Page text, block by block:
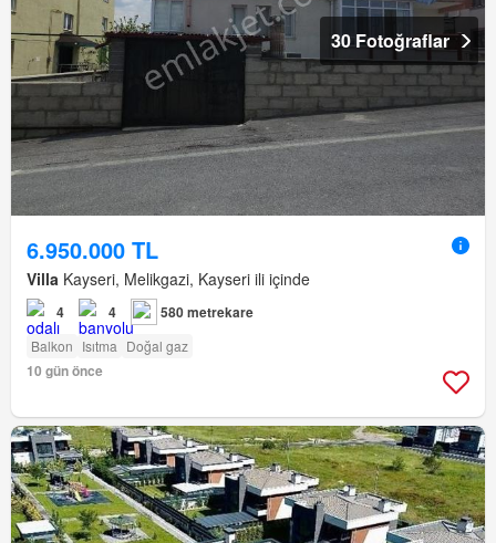
30 Fotoğraflar
6.950.000 TL
Villa Kayseri, Melikgazi, Kayseri ili içinde
4 4 580 metrekare
Balkon Isıtma Doğal gaz
10 gün önce